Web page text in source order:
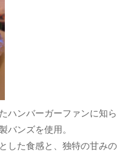
ハンバーガーファンに知ら
バンズを使用。
した食感と、独特の甘みの